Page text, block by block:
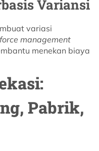
Variansi
variasi
management
menekan biaya
Pabrik,